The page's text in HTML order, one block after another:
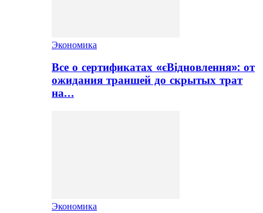
Экономика
Все о сертификатах «єВідновлення»: от
ожидания траншей до скрытых трат
на…
Экономика